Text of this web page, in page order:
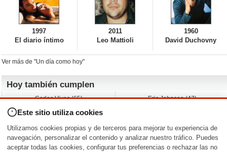
1997
El diario íntimo
2011
Leo Mattioli
1960
David Duchovny
Ver más de "Un día como hoy"
Hoy también cumplen
Carlos Vives (65)
Nicholas Ray (-)
Charlize Theron (51)
Maggie Wheeler (65)
Eric Johnson (47)
Wayne Knight (71)
Michael Shannon (52)
Nacimientos y estrenos en la fecha
Este sitio utiliza cookies
Utilizamos cookies propias y de terceros para mejorar tu experiencia de
navegación, personalizar el contenido y analizar nuestro tráfico. Puedes
aceptar todas las cookies, configurar tus preferencias o rechazar las no